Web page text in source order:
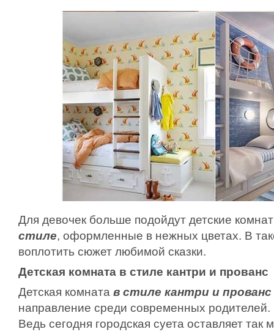
Для девочек больше подойдут детские
стиле, оформленные в нежных цветах. В
воплотить сюжет любимой сказки.
Детская комната в стиле кантри и прованс
Детская комната в стиле кантри и прованс
направление среди современных родителей.
Ведь сегодня городская суета оставляет так